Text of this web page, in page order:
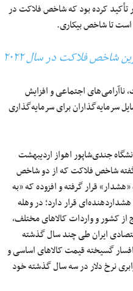
تأکید کرده بود که شاخص فلاکت در
است تا شاخص بیکاری.
نا‌آرامی‌های اجتماعی و افزایش
سرمایه‌گذاران برای سرمایه‌گذاری
جندی‌شاپور اهواز اردیبهشت
شاخص فلاکت که از دو شاخص
قرار گرفته و افزوده که «به
قرار دارد؛ در وهله
از کشور و واردات کالا‌های مختلف،
ایران طی چند سال گذشته
گسیخته قیمت کالا‌های اساسی و
ضروری مردم و همچنین رشد ۶ برابری نرخ دلار در سه سال گذشته خود